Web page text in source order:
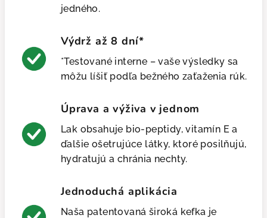
jedného.
Výdrž až 8 dní*
*Testované interne – vaše výsledky sa
môžu líšiť podľa bežného zaťaženia rúk.
Úprava a výživa v jednom
Lak obsahuje bio-peptidy, vitamín E a
ďalšie ošetrujúce látky, ktoré posilňujú,
hydratujú a chránia nechty.
Jednoduchá aplikácia
Naša patentovaná široká kefka je